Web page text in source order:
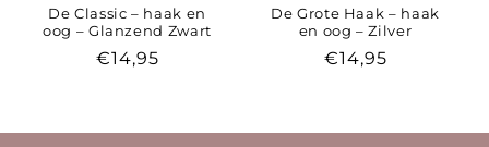
De Classic – haak en
oog – Glanzend Zwart
Normale
€14,95
De Grote Haak – haak
en oog – Zilver
Normale
€14,95